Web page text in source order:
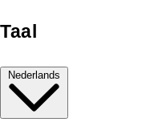
Taal
Nederlands